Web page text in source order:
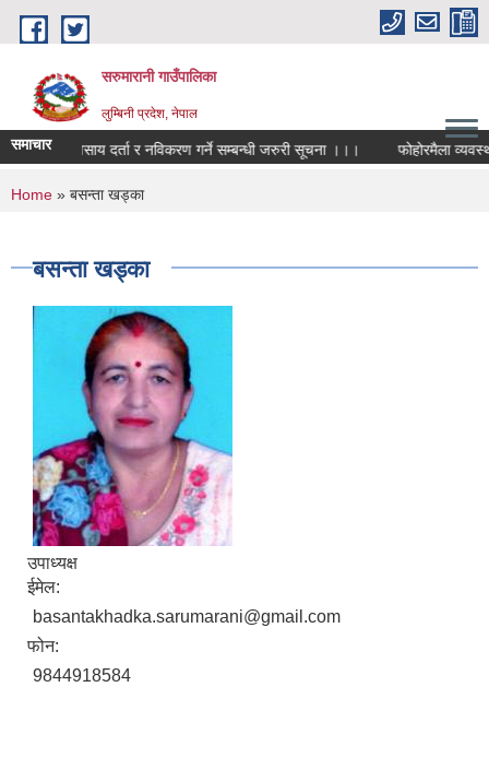
Skip to main content
सरुमारानी गाउँपालिका
लुम्बिनी प्रदेश, नेपाल
समाचारव्यावसाय दर्ता र नविकरण गर्ने सम्बन्धी जरुरी सूचना ।।। फोहोरमैला
You are here
Home » बसन्ता खड्का
बसन्ता खड्का
उपाध्यक्ष
ईमेल:
basantakhadka.sarumarani@gmail.com
फोन:
9844918584